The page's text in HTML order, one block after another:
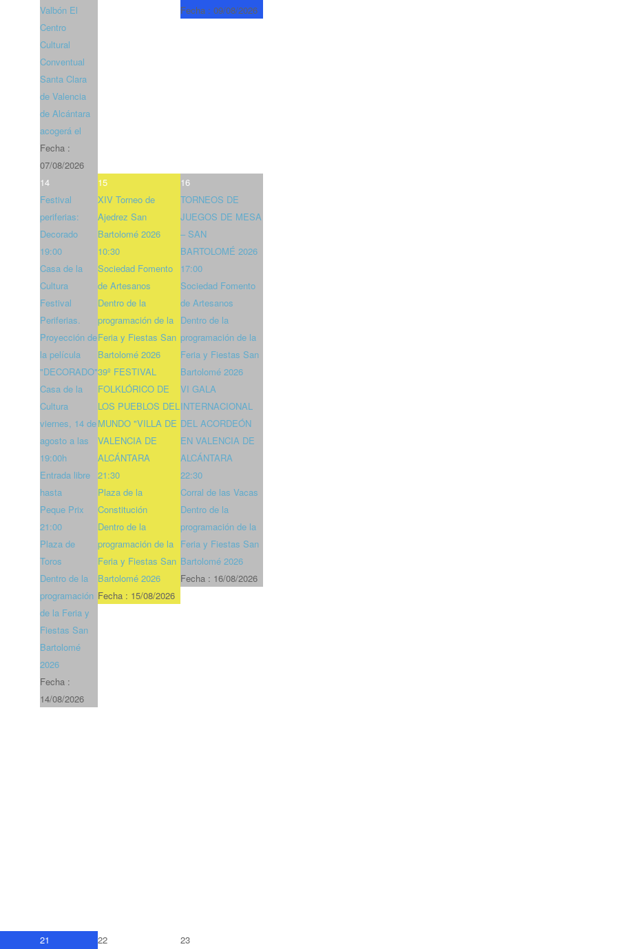
Valbón El
Centro
Cultural
Conventual
Santa Clara
de Valencia
de Alcántara
acogerá el
Fecha :
07/08/2026
Fecha : 09/08/2026
14
Festival
periferias:
Decorado
19:00
Casa de la
Cultura
Festival
Periferias.
Proyección de
la película
"DECORADO"
Casa de la
Cultura
viernes, 14 de
agosto a las
19:00h
Entrada libre
hasta
Peque Prix
21:00
Plaza de
Toros
Dentro de la
programación
de la Feria y
Fiestas San
Bartolomé
2026
Fecha :
14/08/2026
15
XIV Torneo de
Ajedrez San
Bartolomé 2026
10:30
Sociedad Fomento
de Artesanos
Dentro de la
programación de la
Feria y Fiestas San
Bartolomé 2026
39º FESTIVAL
FOLKLÓRICO DE
LOS PUEBLOS DEL
MUNDO "VILLA DE
VALENCIA DE
ALCÁNTARA
21:30
Plaza de la
Constitución
Dentro de la
programación de la
Feria y Fiestas San
Bartolomé 2026
Fecha : 15/08/2026
16
TORNEOS DE
JUEGOS DE MESA
– SAN
BARTOLOMÉ 2026
17:00
Sociedad Fomento
de Artesanos
Dentro de la
programación de la
Feria y Fiestas San
Bartolomé 2026
VI GALA
INTERNACIONAL
DEL ACORDEÓN
EN VALENCIA DE
ALCÁNTARA
22:30
Corral de las Vacas
Dentro de la
programación de la
Feria y Fiestas San
Bartolomé 2026
Fecha : 16/08/2026
21 22 23